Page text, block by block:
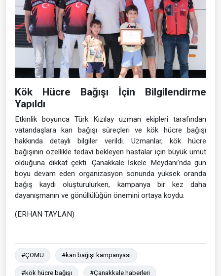
Kök Hücre Bağışı İçin Bilgilendirme
Yapıldı
Etkinlik boyunca Türk Kızılay uzman ekipleri tarafından
vatandaşlara kan bağışı süreçleri ve kök hücre bağışı
hakkında detaylı bilgiler verildi. Uzmanlar, kök hücre
bağışının özellikle tedavi bekleyen hastalar için büyük umut
olduğuna dikkat çekti. Çanakkale İskele Meydanı’nda gün
boyu devam eden organizasyon sonunda yüksek oranda
bağış kaydı oluşturulurken, kampanya bir kez daha
dayanışmanın ve gönüllülüğün önemini ortaya koydu.
(ERHAN TAYLAN)
#ÇOMÜ #kan bağışı kampanyası
#kök hücre bağışı #Çanakkale haberleri